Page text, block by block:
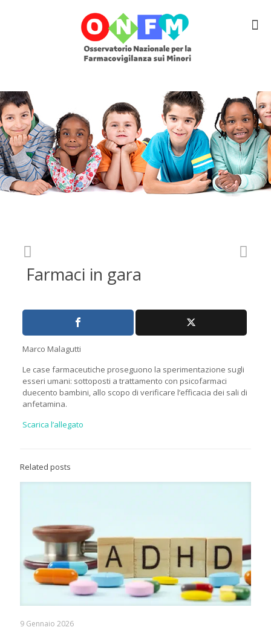
Farmaci in gara
Marco Malagutti
Le case farmaceutiche proseguono la sperimentazione sugli
esseri umani: sottoposti a trattamento con psicofarmaci
duecento bambini, allo scopo di verificare l’efficacia dei sali di
anfetamina.
Scarica l’allegato
Related posts
9 Gennaio 2026